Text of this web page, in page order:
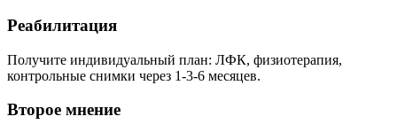
Реабилитация
Получите индивидуальный план: ЛФК, физиотерапия,
контрольные снимки через 1-3-6 месяцев.
Второе мнение